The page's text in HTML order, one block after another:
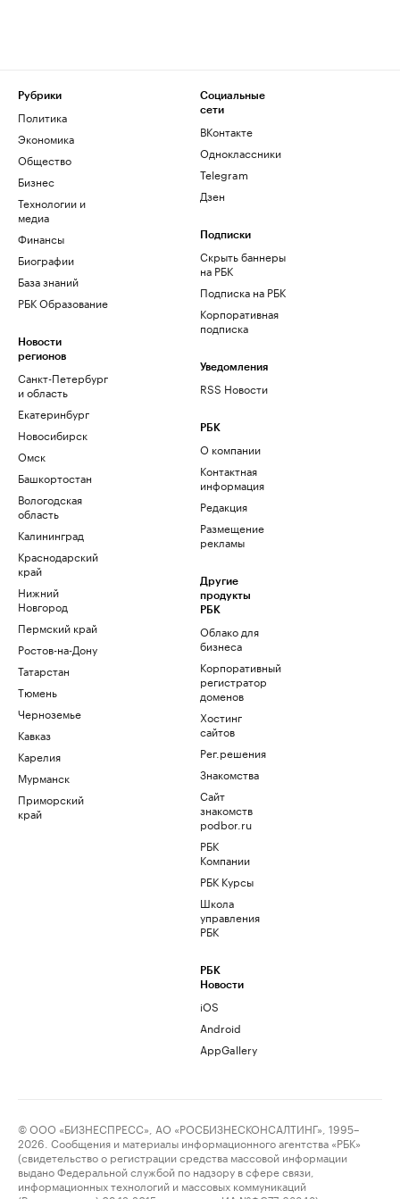
Рубрики
Политика
Экономика
Общество
Бизнес
Технологии и
медиа
Финансы
Биографии
База знаний
РБК Образование
Новости
регионов
Санкт-Петербург
и область
Екатеринбург
Новосибирск
Омск
Башкортостан
Вологодская
область
Калининград
Краснодарский
край
Нижний
Новгород
Пермский край
Ростов-на-Дону
Татарстан
Тюмень
Черноземье
Кавказ
Карелия
Мурманск
Приморский
край
Социальные
сети
ВКонтакте
Одноклассники
Telegram
Дзен
Подписки
Скрыть баннеры
на РБК
Подписка на РБК
Корпоративная
подписка
Уведомления
RSS Новости
РБК
О компании
Контактная
информация
Редакция
Размещение
рекламы
Другие
продукты
РБК
Облако для
бизнеса
Корпоративный
регистратор
доменов
Хостинг
сайтов
Рег.решения
Знакомства
Сайт
знакомств
podbor.ru
РБК
Компании
РБК Курсы
Школа
управления
РБК
РБК
Новости
iOS
Android
AppGallery
© ООО «БИЗНЕСПРЕСС», АО «РОСБИЗНЕСКОНСАЛТИНГ», 1995–
2026. Сообщения и материалы информационного агентства «РБК»
(свидетельство о регистрации средства массовой информации
выдано Федеральной службой по надзору в сфере связи,
информационных технологий и массовых коммуникаций